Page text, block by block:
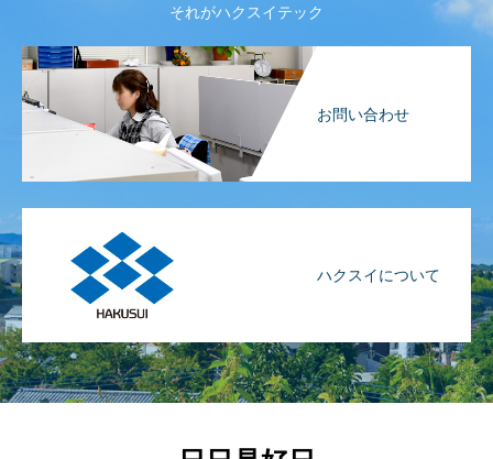
それがハクスイテック
お問い合わせ
ハクスイについて